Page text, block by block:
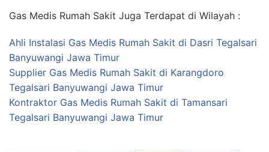
Gas Medis Rumah Sakit Juga Terdapat di Wilayah :
Ahli Instalasi Gas Medis Rumah Sakit di Dasri Tegalsari
Banyuwangi Jawa Timur
Supplier Gas Medis Rumah Sakit di Karangdoro
Tegalsari Banyuwangi Jawa Timur
Kontraktor Gas Medis Rumah Sakit di Tamansari
Tegalsari Banyuwangi Jawa Timur